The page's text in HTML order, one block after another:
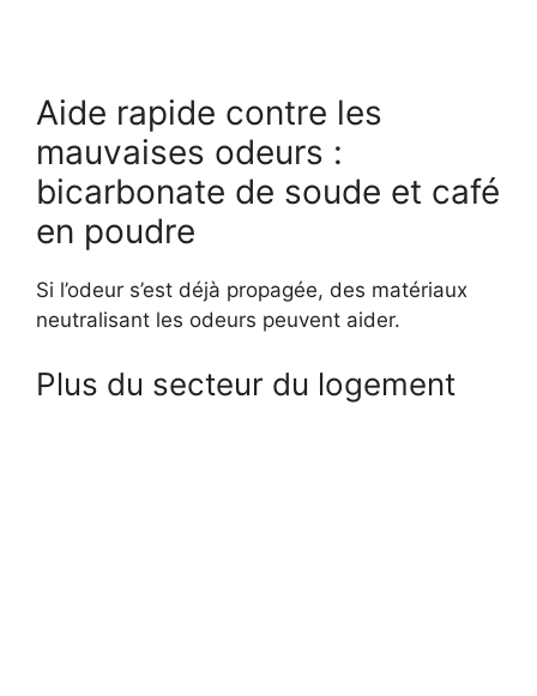
Aide rapide contre les
mauvaises odeurs :
bicarbonate de soude et café
en poudre
Si l’odeur s’est déjà propagée, des matériaux
neutralisant les odeurs peuvent aider.
Plus du secteur du logement